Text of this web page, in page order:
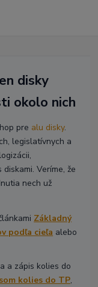
disky
okolo nich
pre alu disky.
legislatívnych a
Veríme, že
nech už
Základný
podľa cieľa alebo
a zápis kolies do
kolies do TP,